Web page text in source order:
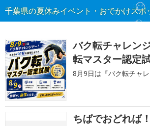
千葉県の夏休みイベント・おでかけスポ
バク転チャレン
転マスター認定試
8月9日は『バク転チャレ
ちばでおどれば